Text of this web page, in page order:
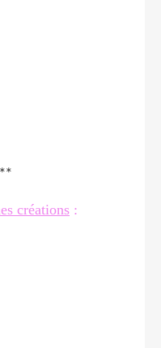
créations :